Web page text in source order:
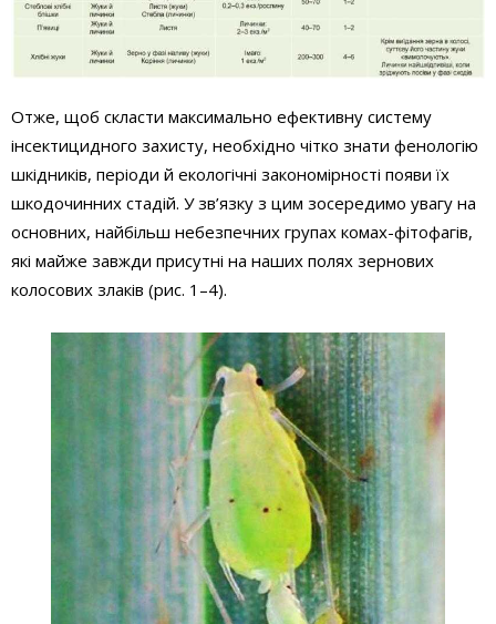
Отже, щоб скласти максимально ефективну систему
інсектицидного захисту, необхідно чітко знати фенологію
шкідників, періоди й екологічні закономірності появи їх
шкодочинних стадій. У зв’язку з цим зосередимо увагу на
основних, найбільш небезпечних групах комах-фітофагів,
які майже завжди присутні на наших полях зернових
колосових злаків (рис. 1–4).